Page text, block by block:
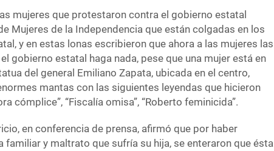
mujeres que protestaron contra el gobierno estatal
Mujeres de la Independencia que están colgadas en los
y en estas lonas escribieron que ahora a las mujeres las
gobierno estatal haga nada, pese que una mujer está en
del general Emiliano Zapata, ubicada en el centro,
mantas con las siguientes leyendas que hicieron
cómplice”, “Fiscalía omisa”, “Roberto feminicida”.
en conferencia de prensa, afirmó que por haber
familiar y maltrato que sufría su hija, se enteraron que ésta